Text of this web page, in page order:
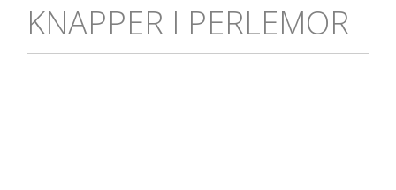
KNAPPER I PERLEMOR